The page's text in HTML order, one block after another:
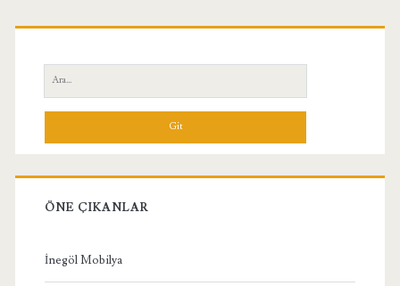
Birincil
Yan
Menü
Ara:
ÖNE ÇIKANLAR
İnegöl Mobilya